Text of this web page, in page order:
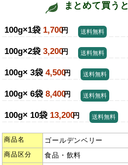
まとめて買う
100g×1袋 1,700円 送料無料
100g×2袋 3,200円 送料無料
100g× 3袋 4,500円 送料無料
100g× 6袋 8,400円 送料無料
100g× 10袋 13,200円 送料無料
商品名 ゴールデンベリー
商品区分 食品・飲料